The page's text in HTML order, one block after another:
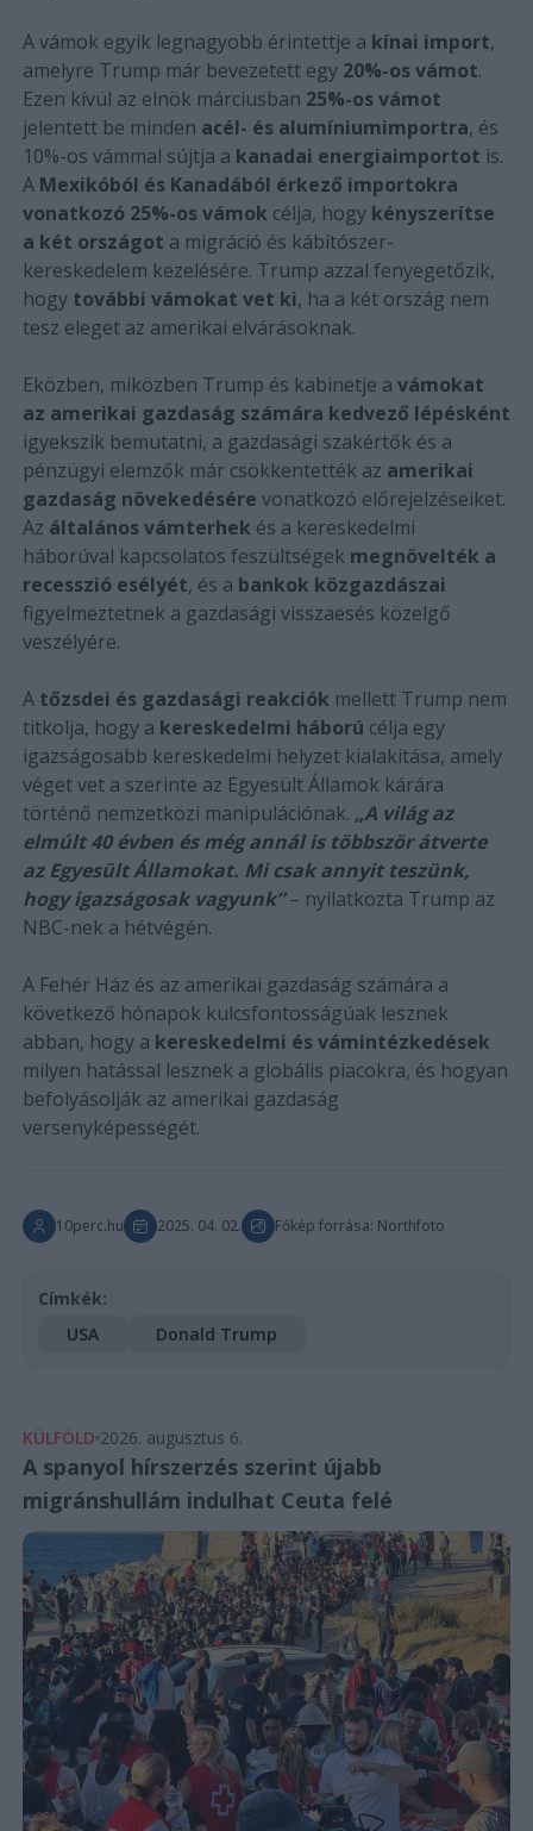
A vámok egyik legnagyobb érintettje a kínai import,
amelyre Trump már bevezetett egy 20%-os vámot.
Ezen kívül az elnök márciusban 25%-os vámot
jelentett be minden acél- és alumíniumimportra, és
10%-os vámmal sújtja a kanadai energiaimportot is.
A Mexikóból és Kanadából érkező importokra
vonatkozó 25%-os vámok célja, hogy kényszerítse
a két országot a migráció és kábítószer-
kereskedelem kezelésére. Trump azzal fenyegetőzik,
hogy további vámokat vet ki, ha a két ország nem
tesz eleget az amerikai elvárásoknak.
Eközben, miközben Trump és kabinetje a vámokat
az amerikai gazdaság számára kedvező lépésként
igyekszik bemutatni, a gazdasági szakértők és a
pénzügyi elemzők már csökkentették az amerikai
gazdaság növekedésére vonatkozó előrejelzéseiket.
Az általános vámterhek és a kereskedelmi
háborúval kapcsolatos feszültségek megnövelték a
recesszió esélyét, és a bankok közgazdászai
figyelmeztetnek a gazdasági visszaesés közelgő
veszélyére.
A tőzsdei és gazdasági reakciók mellett Trump nem
titkolja, hogy a kereskedelmi háború célja egy
igazságosabb kereskedelmi helyzet kialakítása, amely
véget vet a szerinte az Egyesült Államok kárára
történő nemzetközi manipulációnak. „A világ az
elmúlt 40 évben és még annál is többször átverte
az Egyesült Államokat. Mi csak annyit teszünk,
hogy igazságosak vagyunk”– nyilatkozta Trump az
NBC-nek a hétvégén.
A Fehér Ház és az amerikai gazdaság számára a
következő hónapok kulcsfontosságúak lesznek
abban, hogy a kereskedelmi és vámintézkedések
milyen hatással lesznek a globális piacokra, és hogyan
befolyásolják az amerikai gazdaság
versenyképességét.
10perc.hu 2025. 04. 02. Főkép forrása: Northfoto
Címkék:
USA
Donald Trump
KÜLFÖLD 2026. augusztus 6.
A spanyol hírszerzés szerint újabb
migránshullám indulhat Ceuta felé